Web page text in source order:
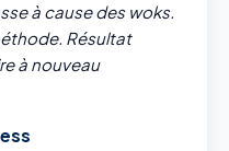
à cause des woks.
Résultat
à nouveau